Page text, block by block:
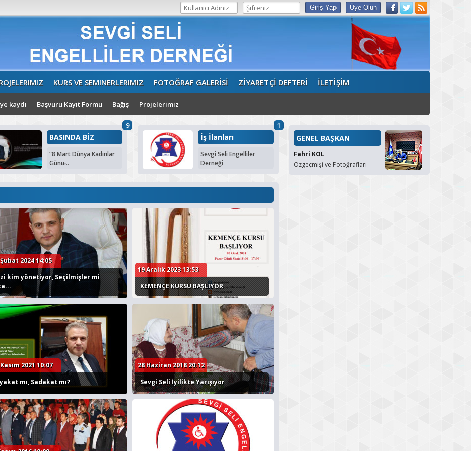
KURS VE SEMINERLERIMIZ FOTOĞRAF GALERİSİ ZİYARETÇİ DEFTERİ İLETİŞİM
kaydı Başvuru Kayıt Formu Bağış Projelerimiz
9
BASINDA BİZ
“8 Mart Dünya Kadınlar
Günü̶...
1
İş İlanları
Sevgi Seli Engelliler
Derneği
GENEL BAŞKAN
Fahri KOL
Özgeçmişi ve Fotoğrafları
2024 14:05
kim yönetiyor, Seçilmişler mi
19 Aralık 2023 13:53
KEMENÇE KURSU BAŞLIYOR
2021 10:07
mı, Sadakat mı?
28 Haziran 2018 20:12
Sevgi Seli İyilikte Yarışıyor